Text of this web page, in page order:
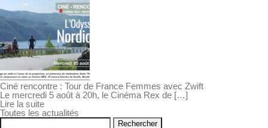
Ciné rencontre : Tour de France Femmes avec Zwift
Le mercredi 5 août à 20h, le Cinéma Rex de […]
Lire la suite
Toutes les actualités
Rechercher :